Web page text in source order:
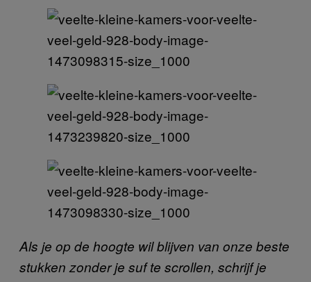
Als je op de hoogte wil blijven van onze beste
stukken zonder je suf te scrollen, schrijf je